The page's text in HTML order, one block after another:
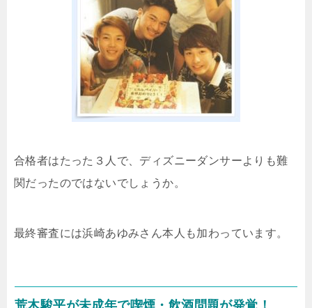
合格者はたった３人で、ディズニーダンサーよりも難
関だったのではないでしょうか。
最終審査には浜崎あゆみさん本人も加わっています。